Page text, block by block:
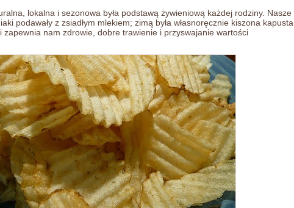
lokalna i sezonowa była podstawą żywieniową każdej rodziny. Nasze
podawały z zsiadłym mlekiem; zimą była własnoręcznie kiszona kapusta.
zapewnia nam zdrowie, dobre trawienie i przyswajanie wartości